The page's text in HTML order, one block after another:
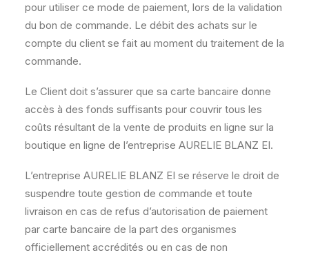
pour utiliser ce mode de paiement, lors de la validation
du bon de commande. Le débit des achats sur le
compte du client se fait au moment du traitement de la
commande.
Le Client doit s’assurer que sa carte bancaire donne
accès à des fonds suffisants pour couvrir tous les
coûts résultant de la vente de produits en ligne sur la
boutique en ligne de l’entreprise AURELIE BLANZ EI.
L’entreprise AURELIE BLANZ EI se réserve le droit de
suspendre toute gestion de commande et toute
livraison en cas de refus d’autorisation de paiement
par carte bancaire de la part des organismes
officiellement accrédités ou en cas de non